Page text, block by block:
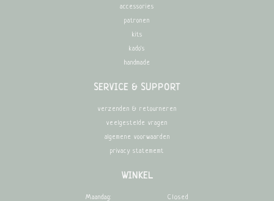
accessories
patronen
kits
kado's
handmade
SERVICE & SUPPORT
verzenden & retourneren
veelgestelde vragen
algemene voorwaarden
privacy statememt
WINKEL
Maandag: Closed